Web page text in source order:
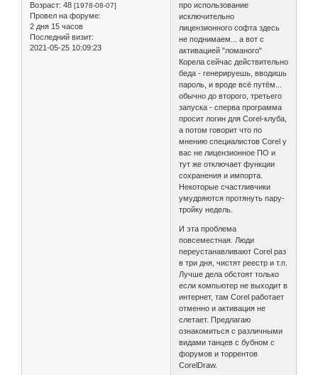
Возраст: 48 [1978-08-07]
Провел на форуме:
2 дня 15 часов
Последний визит:
2021-05-25 10:09:23
про использование
исключительно
лицензионного софта здесь
не поднимаем... а вот с
активацией "ломаного"
Корела сейчас действительно
беда - генерируешь, вводишь
пароль, и вроде всё путём...
обычно до второго, третьего
запуска - сперва программа
просит логин для Corel-клуба,
а потом говорит что по
мнению специалистов Corel у
вас не лицензионное ПО и
тут же отключает функции
сохранения и импорта.
Некоторые счастливчики
умудряются протянуть пару-
тройку недель.
И эта проблема
повсеместная. Люди
переустанавливают Corel раз
в три дня, чистят реестр и т.п.
Лучше дела обстоят только
если компьютер не выходит в
интернет, там Corel работает
отменно и активация не
слетает. Предлагаю
ознакомиться с различными
видами танцев с бубном с
форумов и торрентов
CorelDraw.